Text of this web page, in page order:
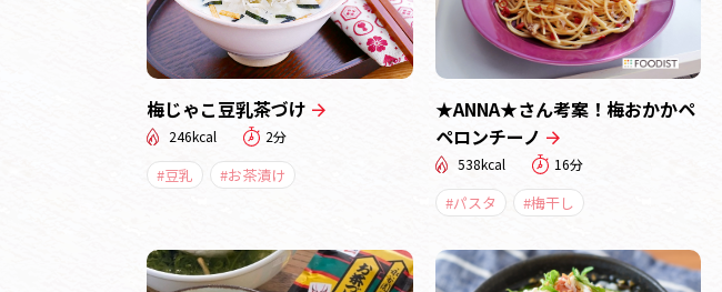
梅じゃこ豆乳茶づけ
246kcal 2分
#豆乳 #お茶漬け
★ANNA★さん考案！梅おかかペ
ペロンチーノ
538kcal 16分
#パスタ #梅干し